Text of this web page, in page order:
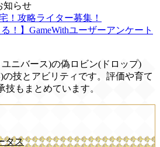
知らせ
！攻略ライター募集！
！】GameWithユーザーアンケート
ニバース)の偽ロビン(ドロップ)
の技とアビリティです。評価や育て
技もまとめています。
タス